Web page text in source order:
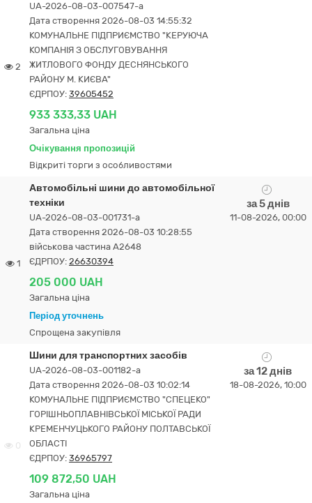
2
UA-2026-08-03-007547-a
Дата створення 2026-08-03 14:55:32
КОМУНАЛЬНЕ ПІДПРИЄМСТВО "КЕРУЮЧА
КОМПАНІЯ З ОБСЛУГОВУВАННЯ
ЖИТЛОВОГО ФОНДУ ДЕСНЯНСЬКОГО
РАЙОНУ М. КИЄВА"
ЄДРПОУ: 39605452
933 333,33 UAH
Загальна ціна
Очікування пропозицій
Відкриті торги з особливостями
1
Автомобільні шини до автомобільної
техніки
UA-2026-08-03-001731-a
Дата створення 2026-08-03 10:28:55
військова частина А2648
ЄДРПОУ: 26630394
205 000 UAH
Загальна ціна
Період уточнень
Спрощена закупівля
за 5 днів
11-08-2026, 00:00
0
Шини для транспортних засобів
UA-2026-08-03-001182-a
Дата створення 2026-08-03 10:02:14
КОМУНАЛЬНЕ ПІДПРИЄМСТВО "СПЕЦЕКО"
ГОРІШНЬОПЛАВНІВСЬКОЇ МІСЬКОЇ РАДИ
КРЕМЕНЧУЦЬКОГО РАЙОНУ ПОЛТАВСЬКОЇ
ОБЛАСТІ
ЄДРПОУ: 36965797
109 872,50 UAH
Загальна ціна
за 12 днів
18-08-2026, 10:00